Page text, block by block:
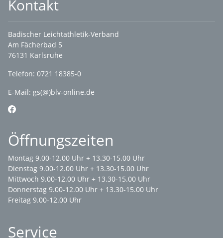
Kontakt
Badischer Leichtathletik-Verband
Am Fächerbad 5
76131 Karlsruhe
Telefon: 0721 18385-0
E-Mail: gs(@)blv-online.de
Öffnungszeiten
Montag 9.00-12.00 Uhr + 13.30-15.00 Uhr
Dienstag 9.00-12.00 Uhr + 13.30-15.00 Uhr
Mittwoch 9.00-12.00 Uhr + 13.30-15.00 Uhr
Donnerstag 9.00-12.00 Uhr + 13.30-15.00 Uhr
Freitag 9.00-12.00 Uhr
Service